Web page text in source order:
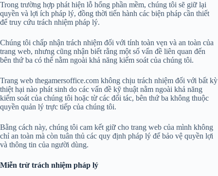
Trong trường hợp phát hiện lỗ hổng phần mềm, chúng tôi sẽ giữ lại
quyền và lợi ích pháp lý, đồng thời tiến hành các biện pháp cần thiết
để truy cứu trách nhiệm pháp lý.
Chúng tôi chấp nhận trách nhiệm đối với tính toàn vẹn và an toàn của
trang web, nhưng cũng nhận biết rằng một số vấn đề liên quan đến
bên thứ ba có thể nằm ngoài khả năng kiểm soát của chúng tôi.
Trang web thegamersoffice.com không chịu trách nhiệm đối với bất kỳ
thiệt hại nào phát sinh do các vấn đề kỹ thuật nằm ngoài khả năng
kiểm soát của chúng tôi hoặc từ các đối tác, bên thứ ba không thuộc
quyền quản lý trực tiếp của chúng tôi.
Bằng cách này, chúng tôi cam kết giữ cho trang web của mình không
chỉ an toàn mà còn tuân thủ các quy định pháp lý để bảo vệ quyền lợi
và thông tin của người dùng.
Miễn trừ trách nhiệm pháp lý